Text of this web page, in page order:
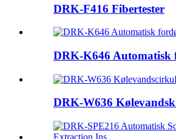
DRK-F416 Fibertester
DRK-K646 Automatisk
DRK-W636